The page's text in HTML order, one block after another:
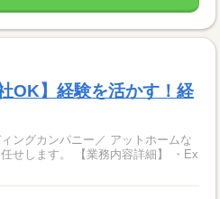
OK】経験を活かす！経
ングカンパニー／ アットホームな
務内容詳細】 ・Ex